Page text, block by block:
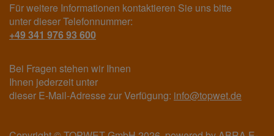
Für weitere Informationen kontaktieren Sie uns bitte
unter dieser Telefonnummer:
+49 341 976 93 600
Bei Fragen stehen wir Ihnen
Ihnen jederzeit unter
dieser E-Mail-Adresse zur Verfügung: info@topwet.de